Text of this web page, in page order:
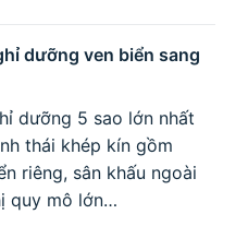
dưỡng ven biển sang
dưỡng 5 sao lớn nhất
thái khép kín gồm
riêng, sân khấu ngoài
quy mô lớn…